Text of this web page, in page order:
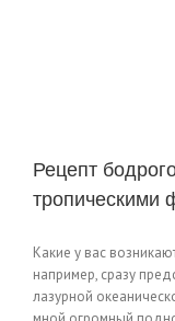
Рецепт
тропическими
Какие у вас
например, сразу
лазурной